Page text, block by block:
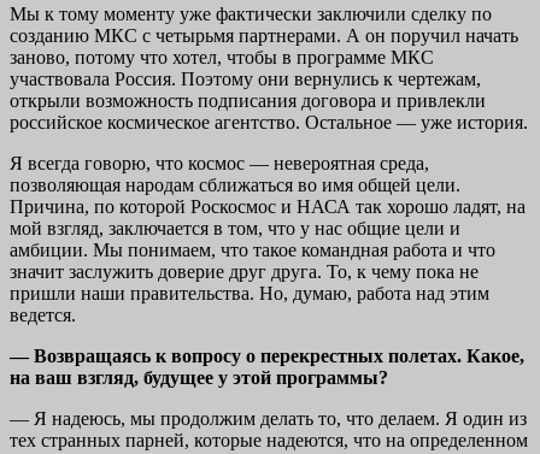
Мы к тому моменту уже фактически заключили сделку по
созданию МКС с четырьмя партнерами. А он поручил начать
заново, потому что хотел, чтобы в программе МКС
участвовала Россия. Поэтому они вернулись к чертежам,
открыли возможность подписания договора и привлекли
российское космическое агентство. Остальное — уже история.
Я всегда говорю, что космос — невероятная среда,
позволяющая народам сближаться во имя общей цели.
Причина, по которой Роскосмос и НАСА так хорошо ладят, на
мой взгляд, заключается в том, что у нас общие цели и
амбиции. Мы понимаем, что такое командная работа и что
значит заслужить доверие друг друга. То, к чему пока не
пришли наши правительства. Но, думаю, работа над этим
ведется.
— Возвращаясь к вопросу о перекрестных полетах. Какое,
на ваш взгляд, будущее у этой программы?
— Я надеюсь, мы продолжим делать то, что делаем. Я один из
тех странных парней, которые надеются, что на определенном